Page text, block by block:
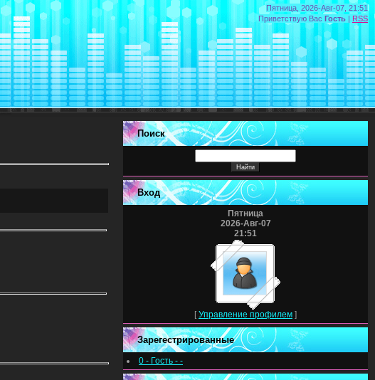
Пятница, 2026-Авг-07, 21:51
Приветствую Вас Гость | RSS
Поиск
Вход
Пятница
2026-Авг-07
21:51
[Управление профилем ]
Зарегестрированные
0 - Гость - -